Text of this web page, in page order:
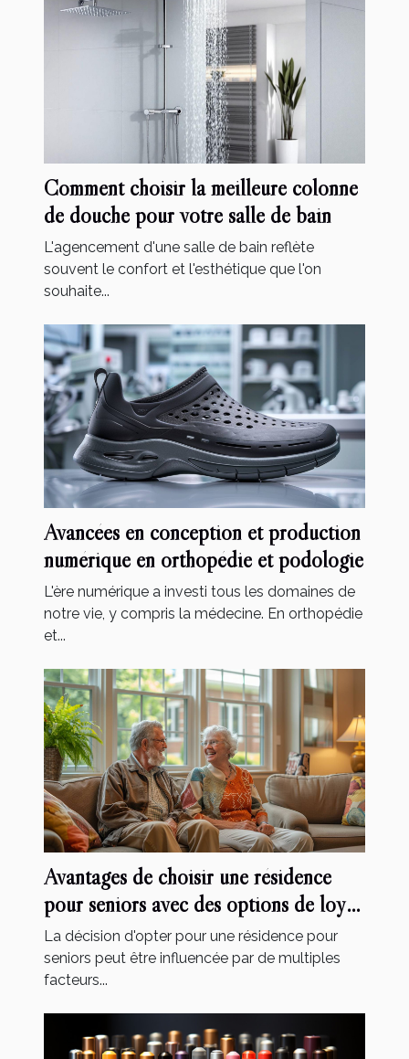
Comment choisir la meilleure colonne
de douche pour votre salle de bain
L'agencement d'une salle de bain reflète
souvent le confort et l'esthétique que l'on
souhaite...
Avancées en conception et production
numérique en orthopédie et podologie
L'ère numérique a investi tous les domaines de
notre vie, y compris la médecine. En orthopédie
et...
Avantages de choisir une résidence
pour seniors avec des options de loyer
modéré et des services inclus
La décision d'opter pour une résidence pour
seniors peut être influencée par de multiples
facteurs...